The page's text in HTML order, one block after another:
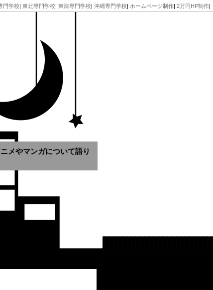
門学校| 東北専門学校| 東海専門学校| 沖縄専門学校| ホームページ制作| 2万円HP制作|
メやマンガについて語り